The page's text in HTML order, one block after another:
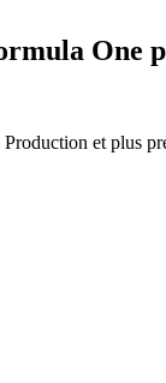
One
et plus